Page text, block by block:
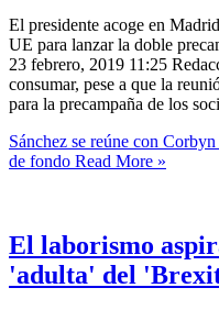
El presidente acoge en
UE para lanzar la doble
23 febrero, 2019 11:25
consumar, pese a que la
para la precampaña de los
Sánchez se reúne con
de fondo Read More »
El laborismo
'adulta' del